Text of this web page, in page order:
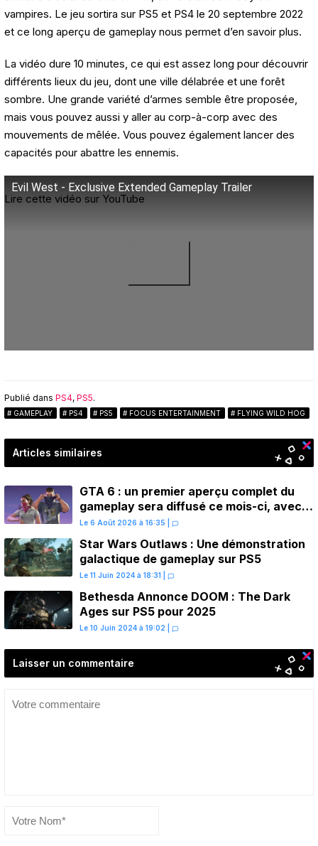
vampires. Le jeu sortira sur PS5 et PS4 le 20 septembre 2022
et ce long aperçu de gameplay nous permet d’en savoir plus.
La vidéo dure 10 minutes, ce qui est assez long pour découvrir
différents lieux du jeu, dont une ville délabrée et une forêt
sombre. Une grande variété d’armes semble être proposée,
mais vous pouvez aussi y aller au corp-à-corp avec des
mouvements de mêlée. Vous pouvez également lancer des
capacités pour abattre les ennemis.
Evil West - Exclusive Extended Gameplay Trailer
Lire cette vidéo sur YouTube
Publié dans PS4, PS5.
GAMEPLAY PS4 PS5 FOCUS ENTERTAINMENT FLYING WILD HOG
Articles similaires
GTA 6 : un premier aperçu complet du
gameplay sera diffusé ce mois-ci, avec
une avant-première sur Netflix
Le 6 Août 2026 à 16:35
Star Wars Outlaws : Une démonstration
galactique de gameplay sur PS5
Le 11 Juin 2024 à 18:31
Bethesda Annonce DOOM : The Dark
Ages sur PS5 pour 2025
Le 10 Juin 2024 à 19:02
Laisser un commentaire